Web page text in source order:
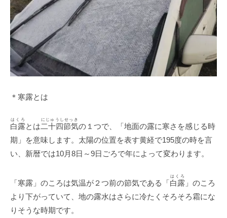
＊寒露とは
白露
はくろ
とは二十四節気
にじゅうしせっき
の１つで、「地面の露に寒さを感じる時
期」を意味します。太陽の位置を表す黄経で195度の時を言
い、新暦では10月8日～9日ごろで年によって変わります。
「寒露」のころは気温が２つ前の節気である「白露
はくろ
」のころ
より下がっていて、地の露水はさらに冷たくそろそろ霜にな
りそうな時期です。